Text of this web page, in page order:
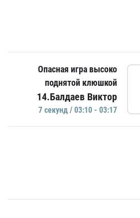
Опасная игра высоко
поднятой клюшкой
14.Балдаев Виктор
7 секунд / 03:10 - 03:17